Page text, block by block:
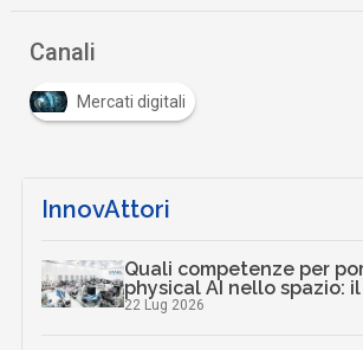
Canali
Mercati digitali
InnovAttori
Quali competenze per
physical AI nello spazio:
22 Lug 2026